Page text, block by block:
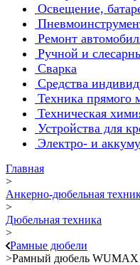
Освещение,
Ремонт
Ручной и
Сварка
Средства
Техника прямого
Техническая
Устройства для
Электро- и
Главная
>
Анкерно-дюбельная
>
Дюбельная техника
>
Рамные дюбели
>Рамный дюбель WUMAX